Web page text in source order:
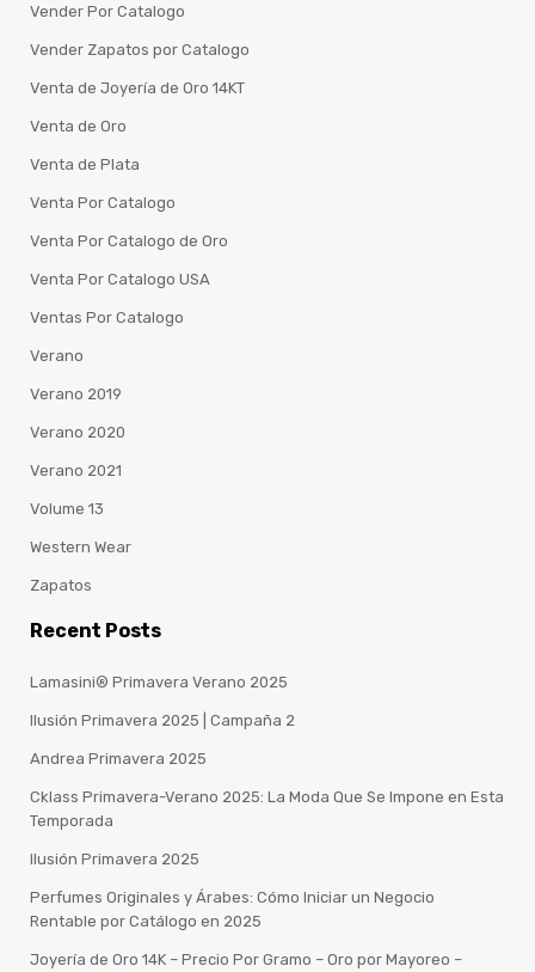
Vender Por Catalogo
Vender Zapatos por Catalogo
Venta de Joyería de Oro 14KT
Venta de Oro
Venta de Plata
Venta Por Catalogo
Venta Por Catalogo de Oro
Venta Por Catalogo USA
Ventas Por Catalogo
Verano
Verano 2019
Verano 2020
Verano 2021
Volume 13
Western Wear
Zapatos
Recent Posts
Lamasini® Primavera Verano 2025
Ilusión Primavera 2025 | Campaña 2
Andrea Primavera 2025
Cklass Primavera-Verano 2025: La Moda Que Se Impone en Esta
Temporada
Ilusión Primavera 2025
Perfumes Originales y Árabes: Cómo Iniciar un Negocio
Rentable por Catálogo en 2025
Joyería de Oro 14K – Precio Por Gramo – Oro por Mayoreo –